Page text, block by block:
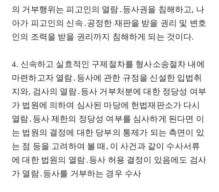
의 거부행위는 피고인의 열람․등사권을 침해하고, 나
아가 피고인의 신속․공정한 재판을 받을 권리 및 변호
인의 조력을 받을 권리까지 침해하게 되는 것이다.
4. 신속하고 실효적인 구제절차를 형사소송절차 내에
마련하고자 열람․등사에 관한 규정을 신설한 입법취
지와, 검사의 열람․등사 거부처분에 대한 정당성 여부
가 법원에 의하여 심사된 마당에 헌법재판소가 다시
열람․등사 제한의 정당성 여부를 심사하게 된다면 이
는 법원의 결정에 대한 당부의 통제가 되는 측면이 있
는 점 등을 고려하여 볼 때, 이 사건과 같이 수사서류
에 대한 법원의 열람․등사 허용 결정이 있음에도 검사
가 열람․등사를 거부하는 경우 수사